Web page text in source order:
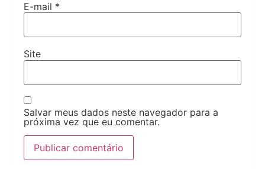
E-mail *
Site
Salvar meus dados neste navegador para a
próxima vez que eu comentar.